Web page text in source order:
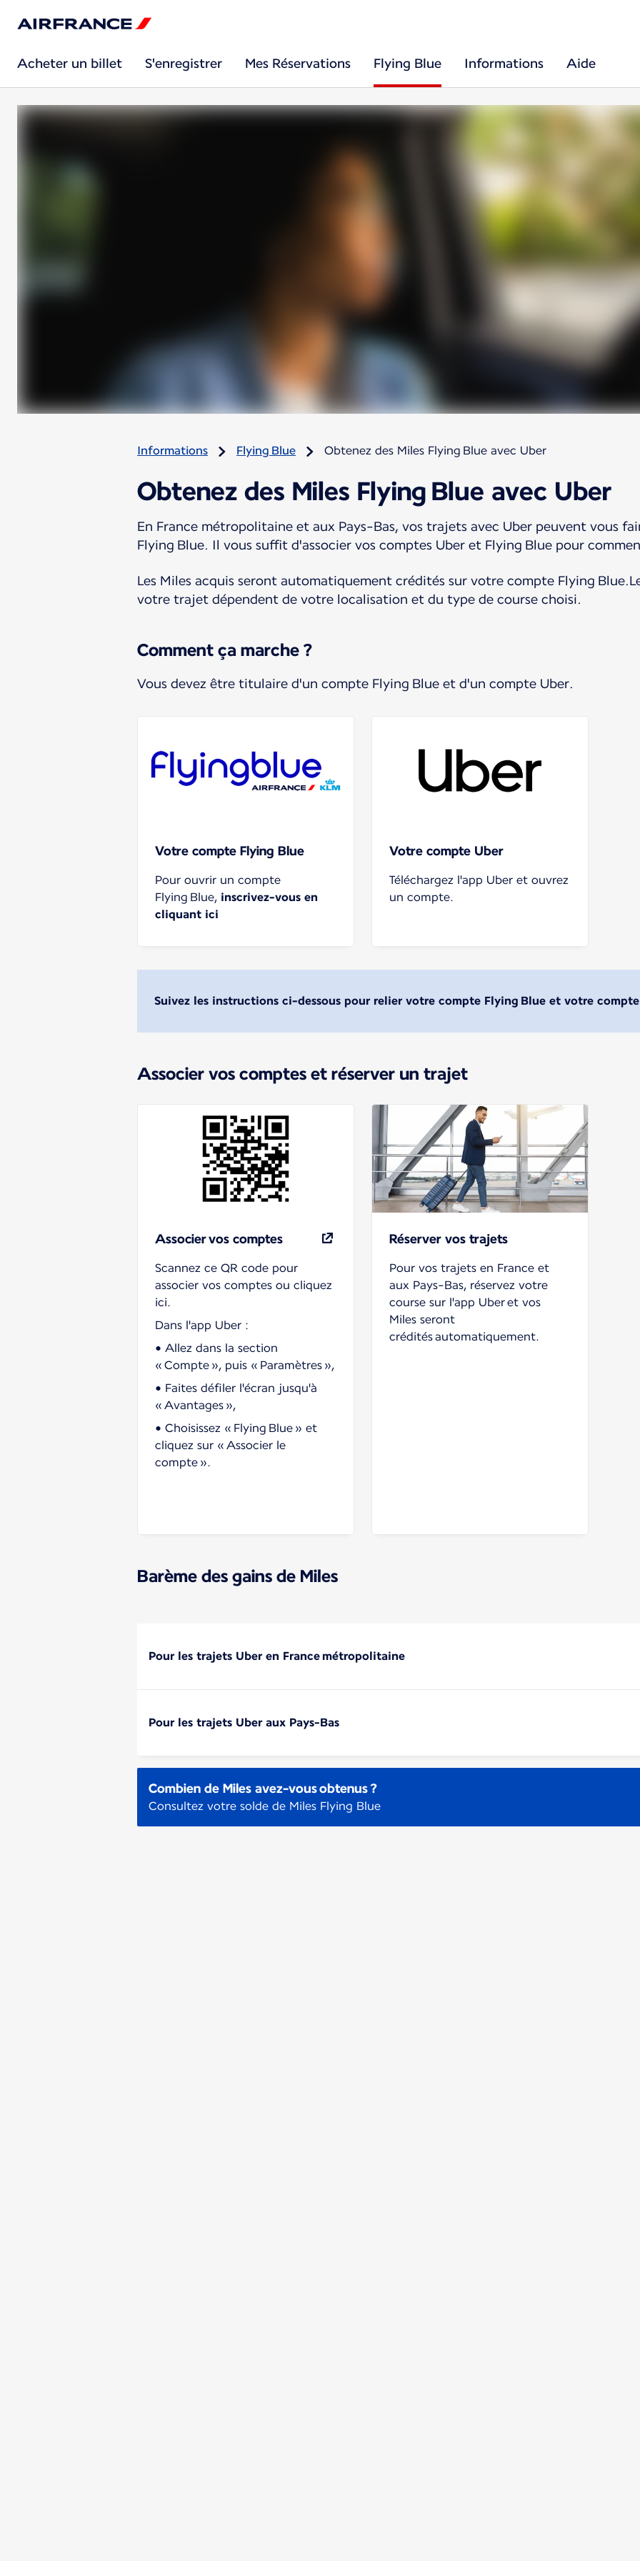
Acheter un billet S'enregistrer Mes Réservations Flying Blue Informations Aide
Informations Flying Blue Obtenez des Miles Flying Blue avec Uber
Obtenez des Miles Flying Blue avec Uber
En France métropolitaine et aux Pays-Bas, vos trajets avec Uber peuvent vous
Flying Blue. Il vous suffit d'associer vos comptes Uber et Flying Blue pour
Les Miles acquis seront automatiquement crédités sur votre compte Flying
votre trajet dépendent de votre localisation et du type de course choisi.
Comment ça marche ?
Vous devez être titulaire d'un compte Flying Blue et d'un compte Uber.
Votre compte Flying Blue
Pour ouvrir un compte
Flying Blue, inscrivez-vous en
cliquant ici
Votre compte Uber
Téléchargez l'app Uber et ouvrez
un compte.
Suivez les instructions ci-dessous pour relier votre compte Flying Blue et votre compte
Associer vos comptes et réserver un trajet
Associer vos comptes
Scannez ce QR code pour
associer vos comptes ou cliquez
ici.
Dans l'app Uber :
• Allez dans la section
« Compte », puis « Paramètres »,
• Faites défiler l'écran jusqu'à
« Avantages »,
• Choisissez « Flying Blue » et
cliquez sur « Associer le
compte ».
Réserver vos trajets
Pour vos trajets en France et
aux Pays-Bas, réservez votre
course sur l'app Uber et vos
Miles seront
crédités automatiquement.
Barème des gains de Miles
Pour les trajets Uber en France métropolitaine
Pour les trajets Uber aux Pays-Bas
Combien de Miles avez-vous obtenus ?
Consultez votre solde de Miles Flying Blue